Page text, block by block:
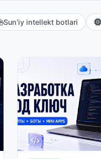
Sun'iy intellekt botlari